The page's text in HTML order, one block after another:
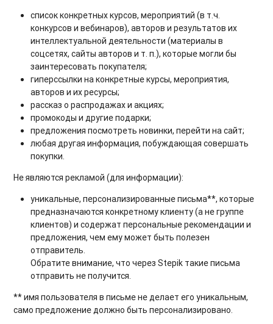
список конкретных курсов, мероприятий (в т.ч.
конкурсов и вебинаров), авторов и результатов их
интеллектуальной деятельности (материалы в
соцсетях, сайты авторов и т. п.), которые могли бы
заинтересовать покупателя;
гиперссылки на конкретные курсы, мероприятия,
авторов и их ресурсы;
рассказ о распродажах и акциях;
промокоды и другие подарки;
предложения посмотреть новинки, перейти на сайт;
любая другая информация, побуждающая совершать
покупки.
Не являются рекламой (для информации):
уникальные, персонализированные письма**, которые
предназначаются конкретному клиенту (а не группе
клиентов) и содержат персональные рекомендации и
предложения, чем ему может быть полезен
отправитель.
Обратите внимание, что через Stepik такие письма
отправить не получится.
** имя пользователя в письме не делает его уникальным,
само предложение должно быть персонализировано.